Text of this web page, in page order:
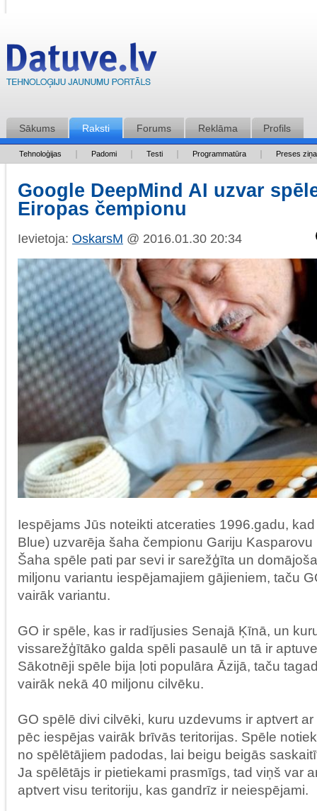
Sākums Raksti Forums Reklāma Profils
Tehnoloģijas Padomi Testi Programmatūra Preses
Google DeepMind AI uzvar
Eiropas čempionu
Ievietoja: OskarsM @ 2016.01.30 20:34
Iespējams Jūs noteikti atceraties 1996.gadu,
Blue) uzvarēja šaha čempionu Gariju
Šaha spēle pati par sevi ir sarežģīta un
miljonu variantu iespējamajiem gājieniem, taču
vairāk variantu.
GO ir spēle, kas ir radījusies Senajā Ķīnā, un
vissarežģītāko galda spēli pasaulē un tā ir
Sākotnēji spēle bija ļoti populāra Āzijā, taču
vairāk nekā 40 miljonu cilvēku.
GO spēlē divi cilvēki, kuru uzdevums ir aptvert
pēc iespējas vairāk brīvās teritorijas. Spēle
no spēlētājiem padodas, lai beigu beigās
Ja spēlētājs ir pietiekami prasmīgs, tad viņš var
aptvert visu teritoriju, kas gandrīz ir neiespējami.